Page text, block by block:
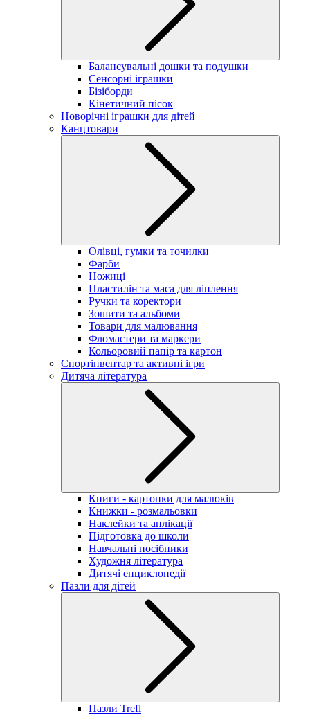
Балансувальні дошки та подушки
Сенсорні іграшки
Бізіборди
Кінетичний пісок
Новорічні іграшки для дітей
Канцтовари
Олівці, гумки та точилки
Фарби
Ножиці
Пластилін та маса для ліплення
Ручки та коректори
Зошити та альбоми
Товари для малювання
Фломастери та маркери
Кольоровий папір та картон
Спортінвентар та активні ігри
Дитяча література
Книги - картонки для малюків
Книжки - розмальовки
Наклейки та аплікації
Підготовка до школи
Навчальні посібники
Художня література
Дитячі енциклопедії
Пазли для дітей
Пазли Trefl